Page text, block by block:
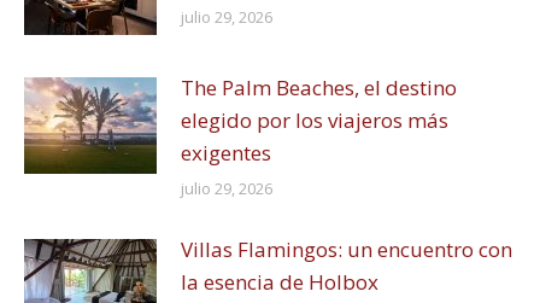
julio 29, 2026
The Palm Beaches, el destino
elegido por los viajeros más
exigentes
julio 29, 2026
Villas Flamingos: un encuentro con
la esencia de Holbox